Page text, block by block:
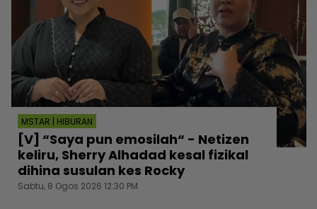
MSTAR | HIBURAN
[V] “Saya pun emosilah“ - Netizen
keliru, Sherry Alhadad kesal fizikal
dihina susulan kes Rocky
Sabtu, 8 Ogos 2026 12:30 PM